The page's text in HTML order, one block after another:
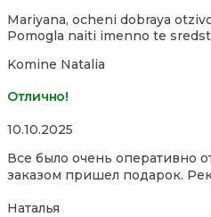
out
of
Mariyana, ocheni dobraya
Pomogla naiti imenno te
Komine Natalia
Отлично!
Rated
out
of
10.10.2025
Все было очень оперативно
заказом пришел подарок.
Наталья